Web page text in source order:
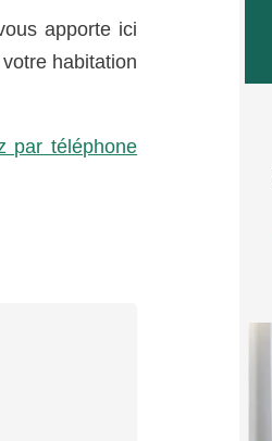
apporte ici
habitation
par téléphone